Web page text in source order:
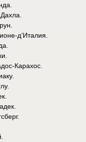
д’Италия.
Карахос.